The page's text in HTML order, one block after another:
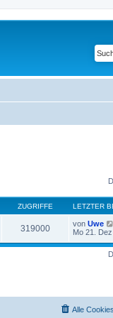
ZUGRIFFE LETZTER
319000 von Uwe
Mo 21.
Alle